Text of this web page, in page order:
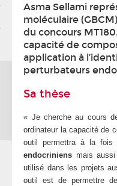
Asma Sellami
moléculaire
du concours
capacité de
application à
perturbateurs
Sa thèse
« Je cherche au cours
ordinateur la capacité de
outil permettra à la fois
endocriniens mais aussi
utilisé dans les projets
outil est de permettre